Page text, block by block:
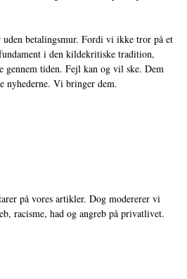
uden betalingsmur. Fordi vi ikke tror på et
i den kildekritiske tradition,
gennem tiden. Fejl kan og vil ske. Dem
nyhederne. Vi bringer dem.
på vores artikler. Dog modererer vi
racisme, had og angreb på privatlivet.